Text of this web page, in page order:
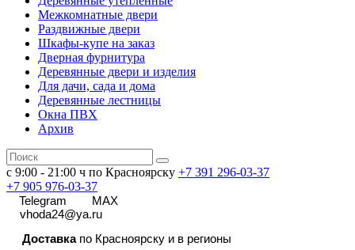
Межкомнатные двери
Раздвижные двери
Шкафы-купе на заказ
Дверная фурнитура
Деревянные двери и изделия
Для дачи, сада и дома
Деревянные лестницы
Окна ПВХ
Архив
с 9:00 - 21:00 ч по Красноярску +7 391 296-03-37
+7 905 976-03-37
Telegram
MAX
vhoda24@ya.ru
Доставкапо Красноярску и в регионы